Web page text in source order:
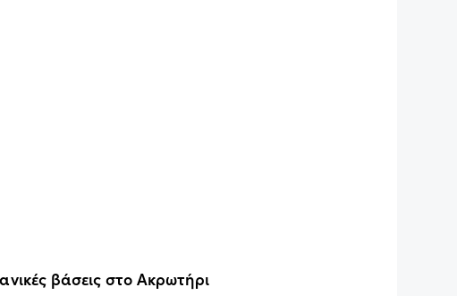
βάσεις στο Ακρωτήρι